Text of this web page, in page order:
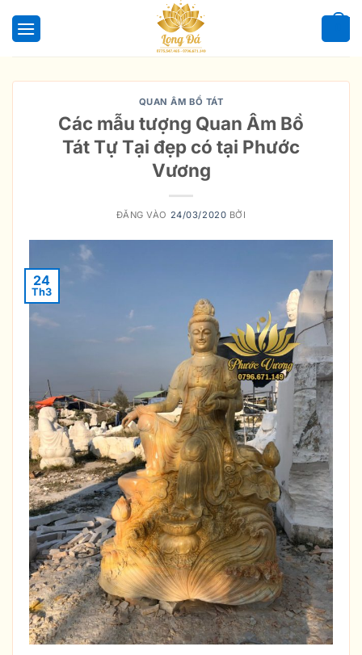
qua
QUAN ÂM BỒ TÁT
Các mẫu tượng Quan Âm Bồ
Tát Tự Tại đẹp có tại Phước
Vương
ĐĂNG VÀO 24/03/2020 BỞI
24
Th3